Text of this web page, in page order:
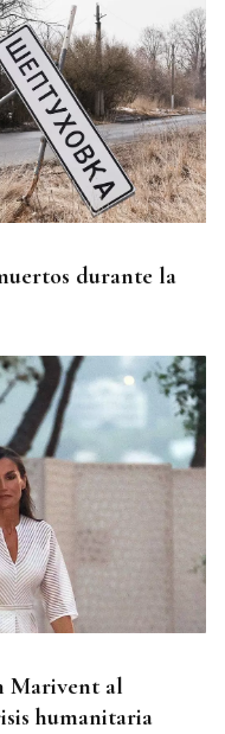
durante la
Marivent al
humanitaria